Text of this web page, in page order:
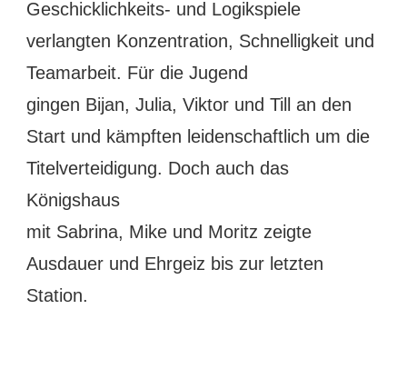
Geschicklichkeits- und Logikspiele
verlangten Konzentration, Schnelligkeit und
Teamarbeit. Für die Jugend
gingen Bijan, Julia, Viktor und Till an den
Start und kämpften leidenschaftlich um die
Titelverteidigung. Doch auch das
Königshaus
mit Sabrina, Mike und Moritz zeigte
Ausdauer und Ehrgeiz bis zur letzten
Station.